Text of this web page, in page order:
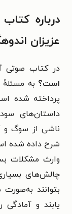
درباره
عزیزان
در کتاب صوتی
است؟ به
پرداخته شده
داستان‌های
ناشی از سوگ و
شرح داده شده
وارث مشکلات
چالش‌های
بتوانند
یابند و آمادگی